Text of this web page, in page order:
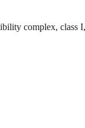
complex, class I,